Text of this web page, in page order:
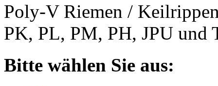
Poly-V Riemen /
PK, PL, PM, PH, JPU und
Bitte wählen Sie aus: